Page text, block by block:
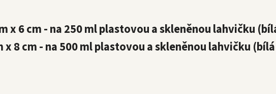
x 6 cm - na 250 ml plastovou a skleněnou lahvičku
x 8 cm - na 500 ml plastovou a skleněnou lahvičku